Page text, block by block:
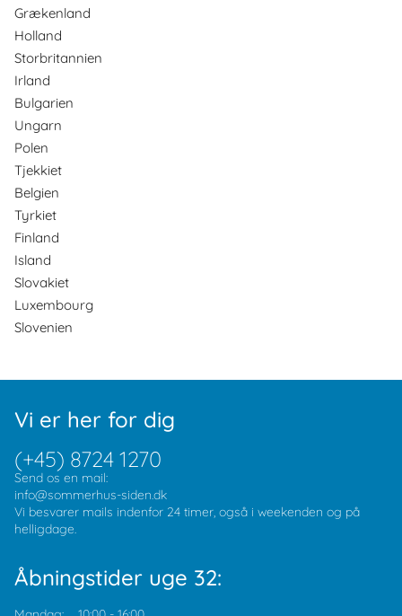
Grækenland
Holland
Storbritannien
Irland
Bulgarien
Ungarn
Polen
Tjekkiet
Belgien
Tyrkiet
Finland
Island
Slovakiet
Luxembourg
Slovenien
Vi er her for dig
(+45) 8724 1270
Send os en mail:
info@sommerhus-siden.dk
Vi besvarer mails indenfor 24 timer, også i weekenden og på
helligdage.
Åbningstider uge 32: